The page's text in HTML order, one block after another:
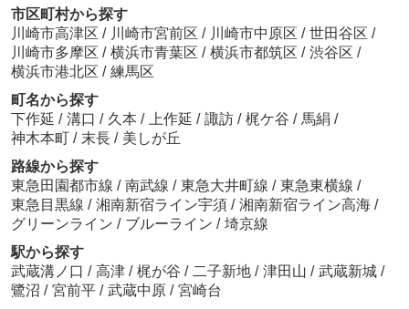
市区町村から探す
川崎市高津区 / 川崎市宮前区 / 川崎市中原区 / 世田谷区 /
川崎市多摩区 / 横浜市青葉区 / 横浜市都筑区 / 渋谷区 /
横浜市港北区 / 練馬区
町名から探す
下作延 / 溝口 / 久本 / 上作延 / 諏訪 / 梶ケ谷 / 馬絹 /
神木本町 / 末長 / 美しが丘
路線から探す
東急田園都市線 / 南武線 / 東急大井町線 / 東急東横線 /
東急目黒線 / 湘南新宿ライン宇須 / 湘南新宿ライン高海 /
グリーンライン / ブルーライン / 埼京線
駅から探す
武蔵溝ノ口 / 高津 / 梶が谷 / 二子新地 / 津田山 / 武蔵新城 /
鷺沼 / 宮前平 / 武蔵中原 / 宮崎台